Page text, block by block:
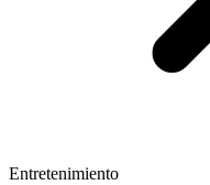
Entretenimiento